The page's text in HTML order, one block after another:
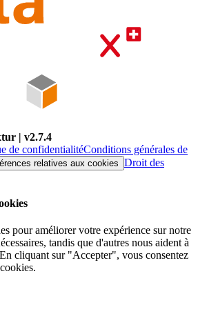
| v2.7.4
de confidentialitéConditions générales de
relatives aux cookies Droit des
pour améliorer votre expérience sur notre
tandis que d'autres nous aident à
cliquant sur "Accepter", vous consentez